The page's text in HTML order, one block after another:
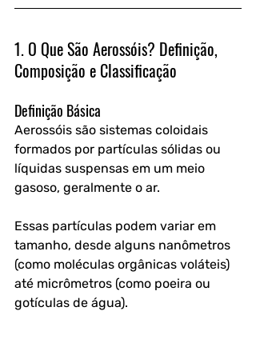
1. O Que São Aerossóis? Definição,
Composição e Classificação
Definição Básica
Aerossóis são sistemas coloidais
formados por partículas sólidas ou
líquidas suspensas em um meio
gasoso, geralmente o ar.
Essas partículas podem variar em
tamanho, desde alguns nanômetros
(como moléculas orgânicas voláteis)
até micrômetros (como poeira ou
gotículas de água).